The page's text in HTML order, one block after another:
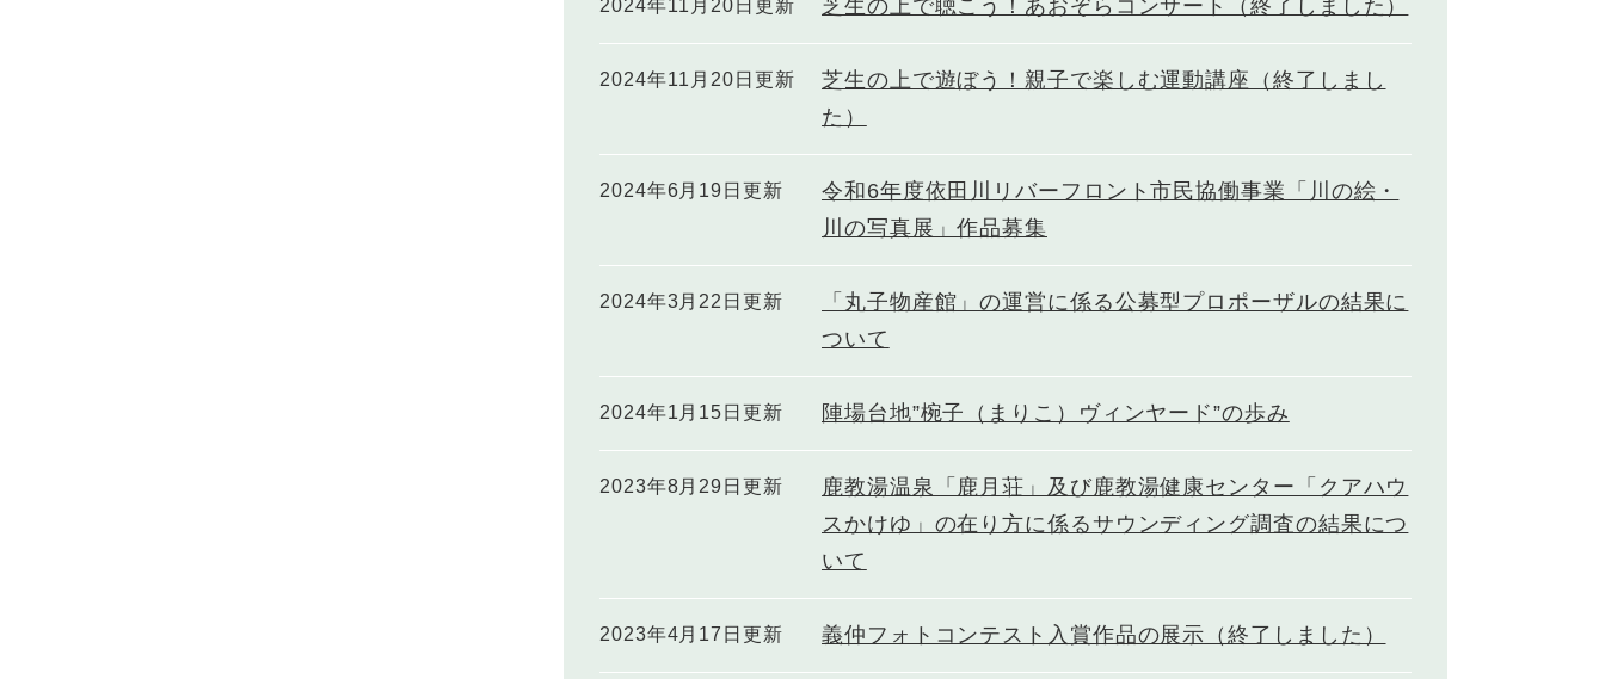
2024年11月20日更新 芝生の上で聴こう！あおぞらコンサート（終了しました）
2024年11月20日更新
芝生の上で遊ぼう！親子で楽しむ運動講座（終了しまし
た）
2024年6月19日更新
令和6年度依田川リバーフロント市民協働事業「川の絵・
川の写真展」作品募集
2024年3月22日更新
「丸子物産館」の運営に係る公募型プロポーザルの結果に
ついて
2024年1月15日更新 陣場台地”椀子（まりこ）ヴィンヤード”の歩み
2023年8月29日更新
鹿教湯温泉「鹿月荘」及び鹿教湯健康センター「クアハウ
スかけゆ」の在り方に係るサウンディング調査の結果につ
いて
2023年4月17日更新 義仲フォトコンテスト入賞作品の展示（終了しました）